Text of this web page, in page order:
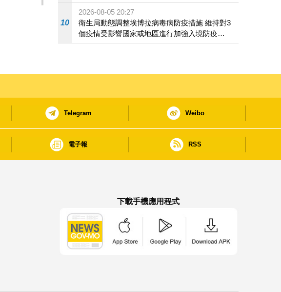
10
2026-08-05 20:27
衛生局動態調整埃博拉病毒病防疫措施 維持對3
個疫情受影響國家或地區進行加強入境防疫措
施
Telegram Weibo
電子報 RSS
下載手機應用程式